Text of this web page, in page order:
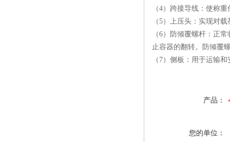
（4）跨接导线：使称
（5）上压头：实现对
（6）防倾覆螺杆：正
止容器的翻转。防倾覆
（7）侧板：用于运输
产品：
您的单位：